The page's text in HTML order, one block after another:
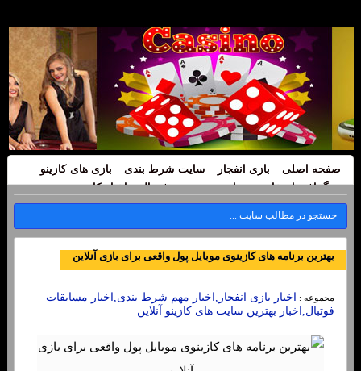
صفحه اصلی بازی انفجار سایت شرط بندی
بازی های کازینو
بیوگرافی اشخاص
سایت پیش بینی فوتبال اخبار کازینو
بهترین برنامه های کازینوی موبایل پول واقعی برای بازی آنلاین
مجموعه :
اخبار بازی انفجار,اخبار مهم شرط بندی,اخبار مسابقات
فوتبال,اخبار بهترین سایت های کازینو آنلاین